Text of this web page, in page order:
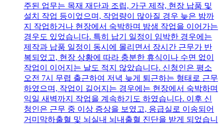
주된 업무는 목재 재단과 조립, 가구 제작, 현장 납품 및
설치 작업 등이었으며, 작업량이 많아질 경우 늦은 밤까
지 작업하거나 현장에서 숙박하며 밤샘 작업을 이어가는
경우도 있었습니다. 특히 납기 일정이 임박한 경우에는
제작과 납품 일정이 동시에 몰리면서 장시간 근무가 반
복되었고, 현장 상황에 따라 충분한 휴식이나 수면 없이
작업이 이어지는 날도 적지 않았습니다. 신청인은 평소
오전 7시 무렵 출근하여 저녁 늦게 퇴근하는 형태로 근무
하였으며, 작업이 길어지는 경우에는 현장에서 숙박하며
익일 새벽까지 작업을 계속하기도 하였습니다. 이후 신
청인은 근무 중 이상 증상을 보였고, 응급실로 이송되어
거미막하출혈 및 뇌실내 뇌내출혈 진단을 받게 되었습니